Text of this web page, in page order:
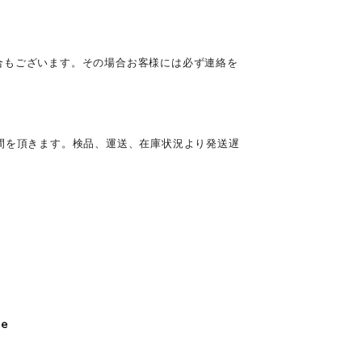
ございます。その場合お客様には必ず連絡を
頂きます。検品、運送、在庫状況より発送遅